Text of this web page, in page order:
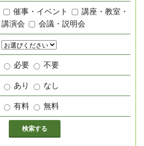
催事・イベント
講座・教室・
講演会
会議・説明会
必要 不要
あり なし
有料 無料